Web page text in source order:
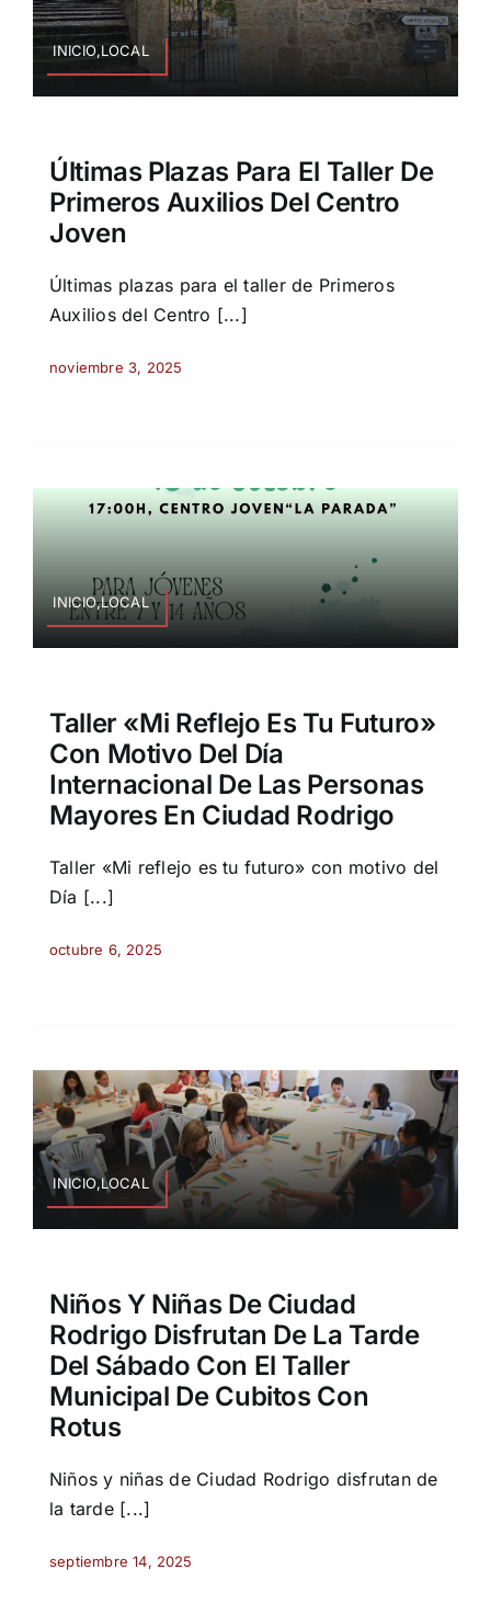
INICIO,LOCAL
Últimas Plazas Para El Taller De
Primeros Auxilios Del Centro
Joven
Últimas plazas para el taller de Primeros
Auxilios del Centro [...]
noviembre 3, 2025
INICIO,LOCAL
Taller «Mi Reflejo Es Tu Futuro»
Con Motivo Del Día
Internacional De Las Personas
Mayores En Ciudad Rodrigo
Taller «Mi reflejo es tu futuro» con motivo del
Día [...]
octubre 6, 2025
INICIO,LOCAL
Niños Y Niñas De Ciudad
Rodrigo Disfrutan De La Tarde
Del Sábado Con El Taller
Municipal De Cubitos Con
Rotus
Niños y niñas de Ciudad Rodrigo disfrutan de
la tarde [...]
septiembre 14, 2025